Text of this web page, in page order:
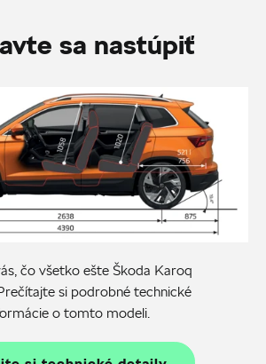
sa nastúpiť
čo všetko ešte Škoda Karoq
si podrobné technické
o tomto modeli.